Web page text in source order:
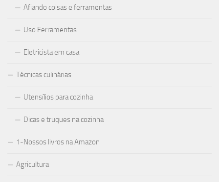
Afiando coisas e ferramentas
Uso Ferramentas
Eletricista em casa
Técnicas culinárias
Utensílios para cozinha
Dicas e truques na cozinha
1-Nossos livros na Amazon
Agricultura